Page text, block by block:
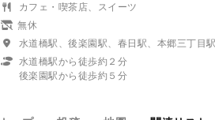
カフェ・喫茶店、スイーツ
無休
水道橋駅、後楽園駅、春日駅、本郷三丁目
水道橋駅から徒歩約２分
後楽園駅から徒歩約５分